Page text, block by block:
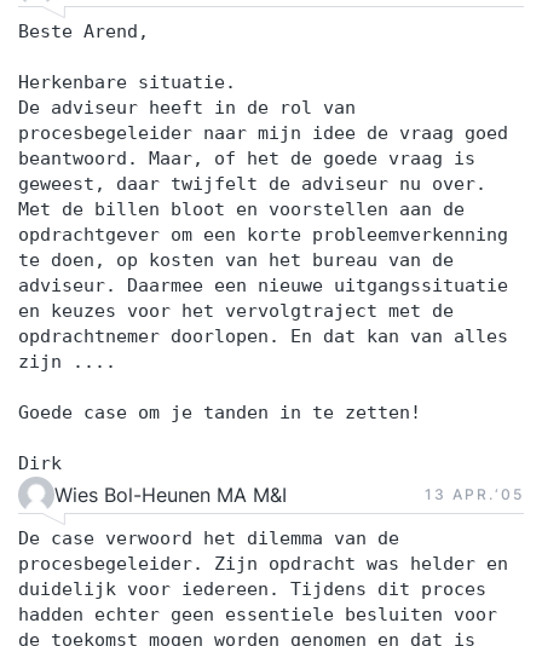
Beste Arend,
Herkenbare situatie.
De adviseur heeft in de rol van
procesbegeleider naar mijn idee de vraag goed
beantwoord. Maar, of het de goede vraag is
geweest, daar twijfelt de adviseur nu over.
Met de billen bloot en voorstellen aan de
opdrachtgever om een korte probleemverkenning
te doen, op kosten van het bureau van de
adviseur. Daarmee een nieuwe uitgangssituatie
en keuzes voor het vervolgtraject met de
opdrachtnemer doorlopen. En dat kan van alles
zijn ....
Goede case om je tanden in te zetten!
Dirk
Wies Bol-Heunen MA M&I 13 APR.‘05
De case verwoord het dilemma van de
procesbegeleider. Zijn opdracht was helder en
duidelijk voor iedereen. Tijdens dit proces
hadden echter geen essentiele besluiten voor
de toekomst mogen worden genomen en dat is